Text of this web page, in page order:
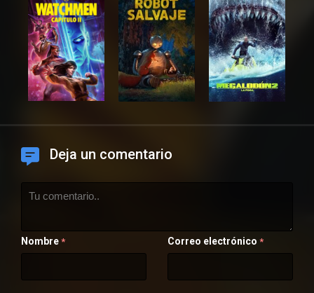
Deja un comentario
Nombre * Correo electrónico *